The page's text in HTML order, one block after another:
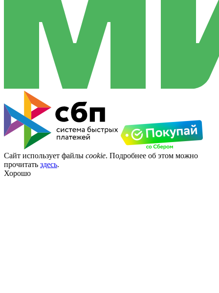
Сайт использует файлы cookie. Подробнее об этом можно
прочитать здесь.
Хорошо